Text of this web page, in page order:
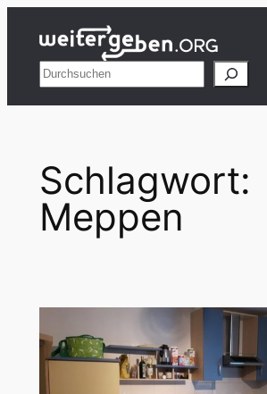
Inhalt
springenSuchen
Schlagwort:
Meppen